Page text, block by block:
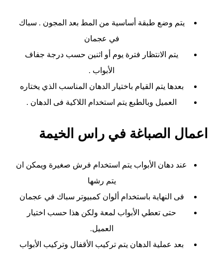
يتم وضع طبقة أساسية من المط بعد المجون . سباك
في عجمان
يتم الانتظار فترة يوم أو اثنين حسب درجة جفاف
الأبواب .
بعدها يتم القيام باختيار الدهان المناسب الذي يختاره
العميل وبالطبع يتم استخدام اللاكية فى الدهان .
اعمال الصباغة في راس الخيمة
عند دهان الأبواب يتم استخدام فرش صغيرة ويمكن ان
يتم رشها
فى النهاية باستخدام ألوان كمبيوتر سباك في عجمان
حتى تعطي الأبواب لمعة ولكن هذا حسب اختيار
العميل.
بعد عملية الدهان يتم تركيب الأقفال وتركيب الأبواب